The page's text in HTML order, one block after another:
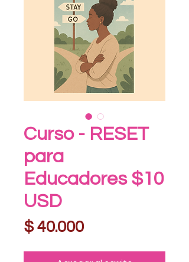
Curso - RESET
para
Educadores $10
USD
$ 40.000Precio